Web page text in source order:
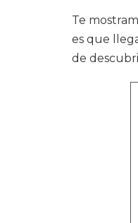
Te
es que
de